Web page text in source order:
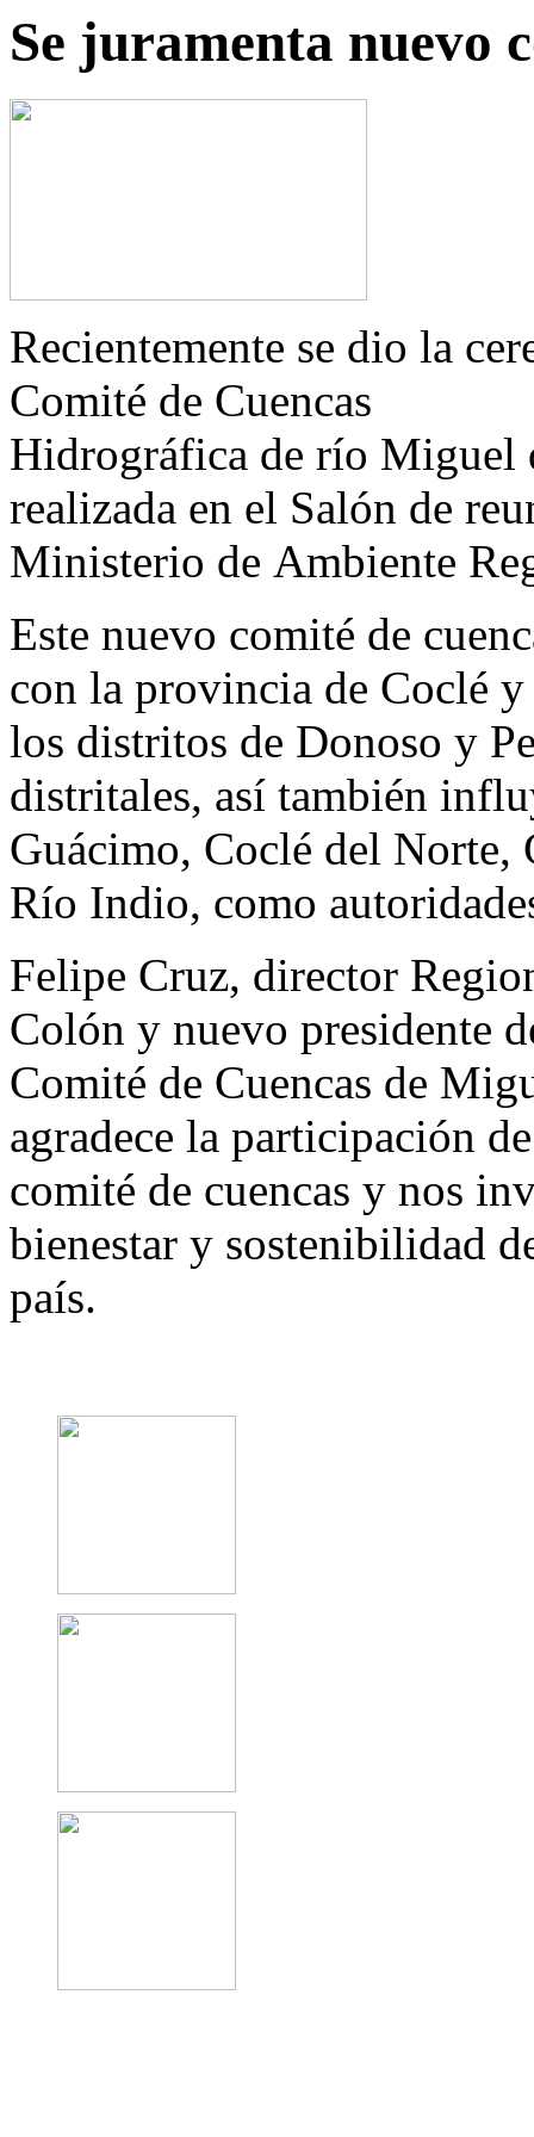
Se juramenta nuevo
Recientemente se dio la
Comité de Cuencas
Hidrográfica de río Miguel
realizada en el Salón de
Ministerio de Ambiente
Este nuevo comité de
con la provincia de Coclé
los distritos de Donoso y
distritales, así también
Guácimo, Coclé del Norte,
Río Indio, como
Felipe Cruz, director
Colón y nuevo presidente
Comité de Cuencas de
agradece la participación de
comité de cuencas y nos
bienestar y sostenibilidad
país.